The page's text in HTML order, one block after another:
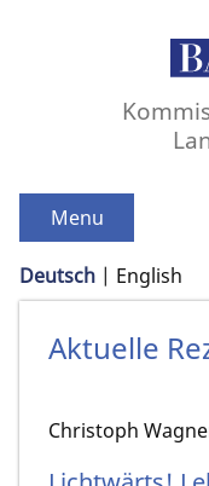
Menu
Deutsch English
Aktuelle
Christoph